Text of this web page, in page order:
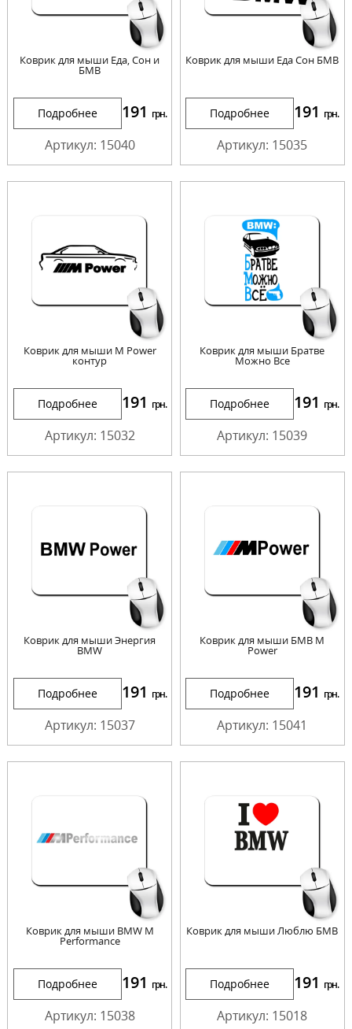
Коврик для мыши Еда, Сон и
БМВ
Подробнее 191 грн.
Артикул: 15040
Коврик для мыши Еда Сон БМВ
Подробнее 191 грн.
Артикул: 15035
Коврик для мыши M Power
контур
Подробнее 191 грн.
Артикул: 15032
Коврик для мыши Братве
Можно Все
Подробнее 191 грн.
Артикул: 15039
Коврик для мыши Энергия
BMW
Подробнее 191 грн.
Артикул: 15037
Коврик для мыши БМВ М
Power
Подробнее 191 грн.
Артикул: 15041
Коврик для мыши BMW M
Performance
Подробнее 191 грн.
Артикул: 15038
Коврик для мыши Люблю БМВ
Подробнее 191 грн.
Артикул: 15018